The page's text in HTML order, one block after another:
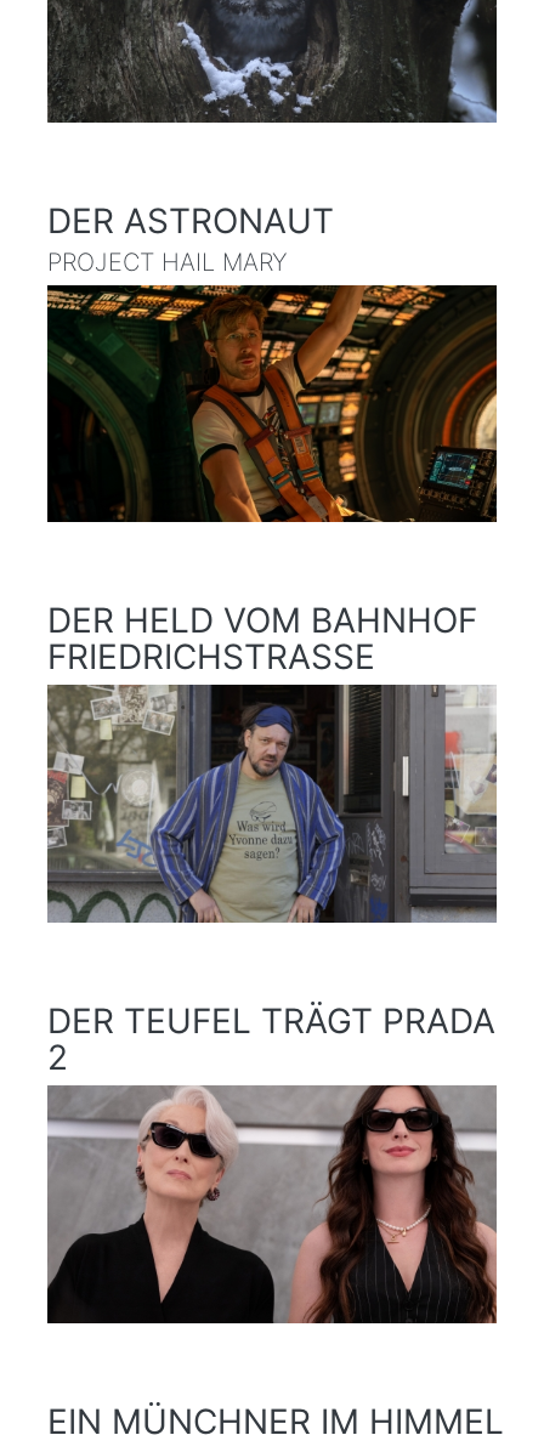
DER ASTRONAUT
PROJECT HAIL MARY
DER HELD VOM BAHNHOF
FRIEDRICHSTRASSE
DER TEUFEL TRÄGT PRADA
2
EIN MÜNCHNER IM HIMMEL